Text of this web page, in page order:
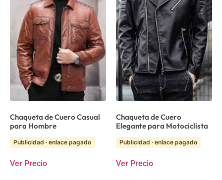
Chaqueta de Cuero Casual
para Hombre
Publicidad · enlace pagado
Ver Precio
Chaqueta de Cuero
Elegante para Motociclista
Publicidad · enlace pagado
Ver Precio